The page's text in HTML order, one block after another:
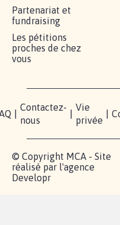
Partenariat et
fundraising
Les pétitions
proches de chez
vous
Contactez-
nous
Vie
privée
© Copyright MCA - Site
réalisé par l'agence
Developr